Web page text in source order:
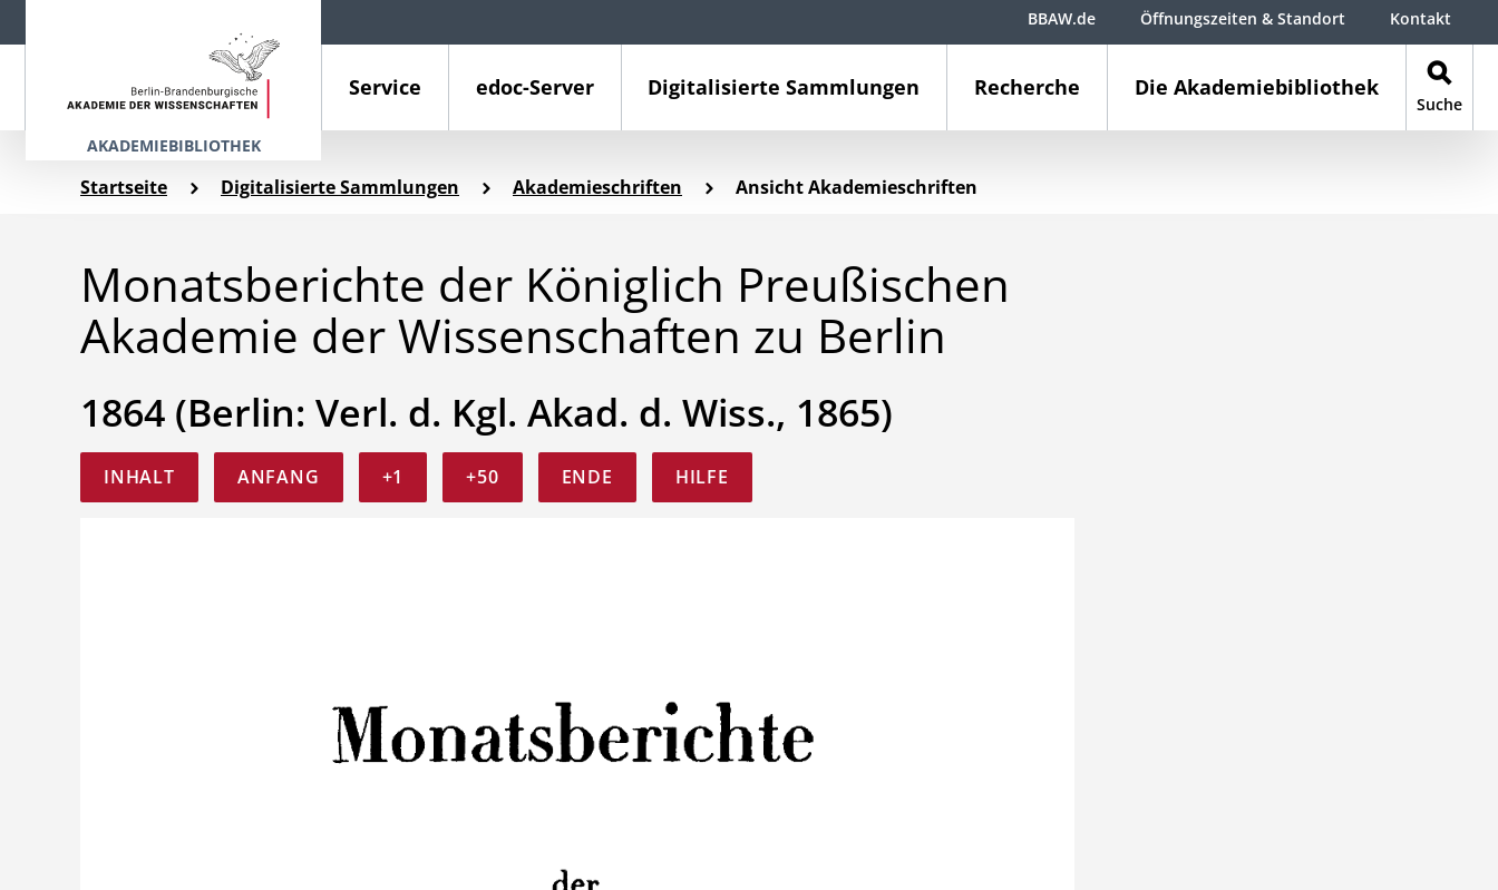
AKADEMIEBIBLIOTHEK
Service edoc-Server Digitalisierte Sammlungen Recherche Die Akademiebibliothek
Suche
BBAW.de Öffnungszeiten & Standort Kontakt
Startseite Digitalisierte Sammlungen Akademieschriften Ansicht Akademieschriften
Monatsberichte der Königlich Preußischen
Akademie der Wissenschaften zu Berlin
1864 (Berlin: Verl. d. Kgl. Akad. d. Wiss., 1865)
INHALT ANFANG +1 +50 ENDE HILFE